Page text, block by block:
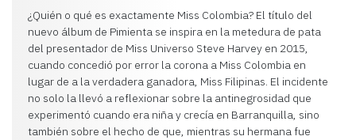
¿Quién o qué es exactamente Miss Colombia? El título del
nuevo álbum de Pimienta se inspira en la metedura de pata
del presentador de Miss Universo Steve Harvey en 2015,
cuando concedió por error la corona a Miss Colombia en
lugar de a la verdadera ganadora, Miss Filipinas. El incidente
no solo la llevó a reflexionar sobre la antinegrosidad que
experimentó cuando era niña y crecía en Barranquilla, sino
también sobre el hecho de que, mientras su hermana fue